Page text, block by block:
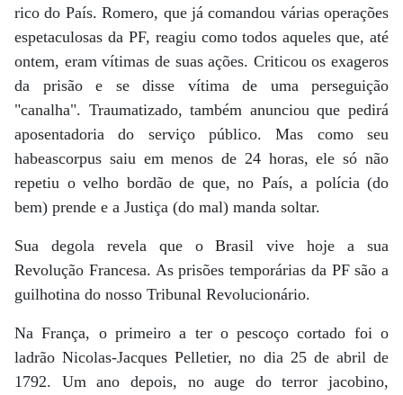
rico do País. Romero, que já comandou várias operações
espetaculosas da PF, reagiu como todos aqueles que, até
ontem, eram vítimas de suas ações. Criticou os exageros
da prisão e se disse vítima de uma perseguição
"canalha". Traumatizado, também anunciou que pedirá
aposentadoria do serviço público. Mas como seu
habeascorpus saiu em menos de 24 horas, ele só não
repetiu o velho bordão de que, no País, a polícia (do
bem) prende e a Justiça (do mal) manda soltar.
Sua degola revela que o Brasil vive hoje a sua
Revolução Francesa. As prisões temporárias da PF são a
guilhotina do nosso Tribunal Revolucionário.
Na França, o primeiro a ter o pescoço cortado foi o
ladrão Nicolas-Jacques Pelletier, no dia 25 de abril de
1792. Um ano depois, no auge do terror jacobino,